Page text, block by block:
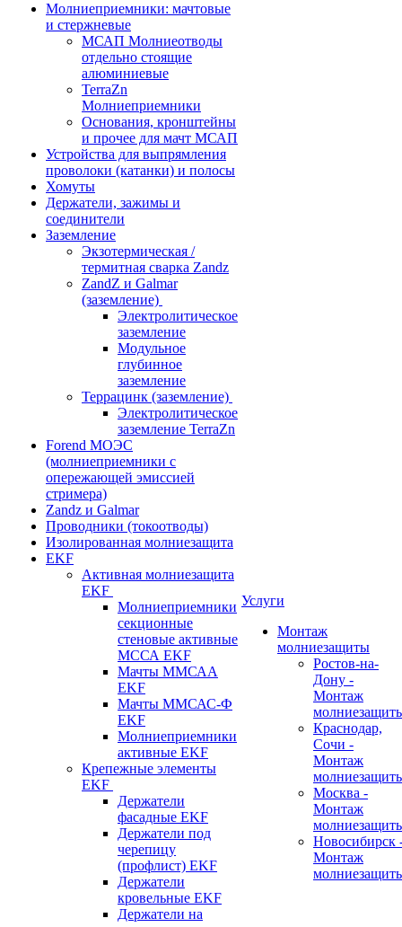
Молниеприемники: мачтовые
и стержневые
МСАП Молниеотводы
отдельно стоящие
алюминиевые
TerraZn
Молниеприемники
Основания, кронштейны
и прочее для мачт МСАП
Устройства для выпрямления
проволоки (катанки) и полосы
Хомуты
Держатели, зажимы и
соединители
Заземление
Экзотермическая /
термитная сварка Zandz
ZandZ и Galmar
(заземление)
Электролитическое
заземление
Модульное
глубинное
заземление
Террацинк (заземление)
Электролитическое
заземление TerraZn
Forend МОЭС
(молниеприемники с
опережающей эмиссией
стримера)
Zandz и Galmar
Проводники (токоотводы)
Изолированная молниезащита
EKF
Активная молниезащита
EKF
Молниеприемники
секционные
стеновые активные
МССА EKF
Мачты ММСАА
EKF
Мачты ММСАС-Ф
EKF
Молниеприемники
активные EKF
Крепежные элементы
EKF
Держатели
фасадные EKF
Держатели под
черепицу
(профлист) EKF
Держатели
кровельные EKF
Держатели на
Услуги
Монтаж
молниезащиты
Ростов-на-
Дону -
Монтаж
Краснодар,
Сочи -
Монтаж
Москва -
Монтаж
Новосибирск
Монтаж